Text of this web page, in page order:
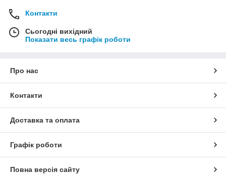
Контакти
Сьогодні вихідний
Показати весь графік роботи
Про нас
Контакти
Доставка та оплата
Графік роботи
Повна версія сайту